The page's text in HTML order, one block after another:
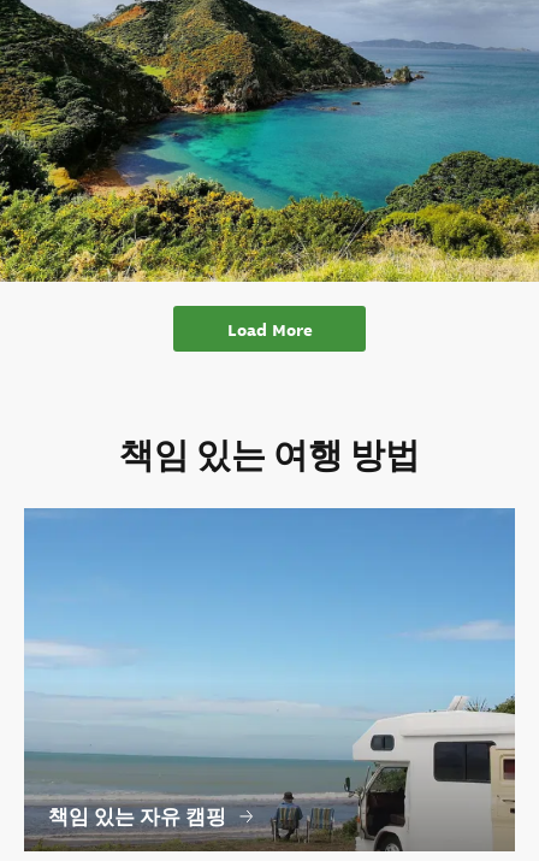
Load More
책임 있는 여행 방법
책임 있는 자유 캠핑